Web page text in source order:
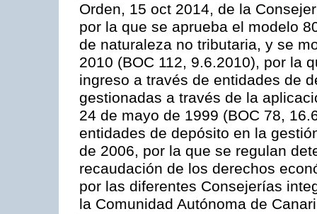
Orden, 15 oct 2014, de la
por la que se aprueba el modelo
de naturaleza no tributaria, y se
2010 (BOC 112, 9.6.2010), por la
ingreso a través de entidades de
gestionadas a través de la
24 de mayo de 1999 (BOC 78,
entidades de depósito en la
de 2006, por la que se regulan
recaudación de los derechos
por las diferentes Consejerías
la Comunidad Autónoma de